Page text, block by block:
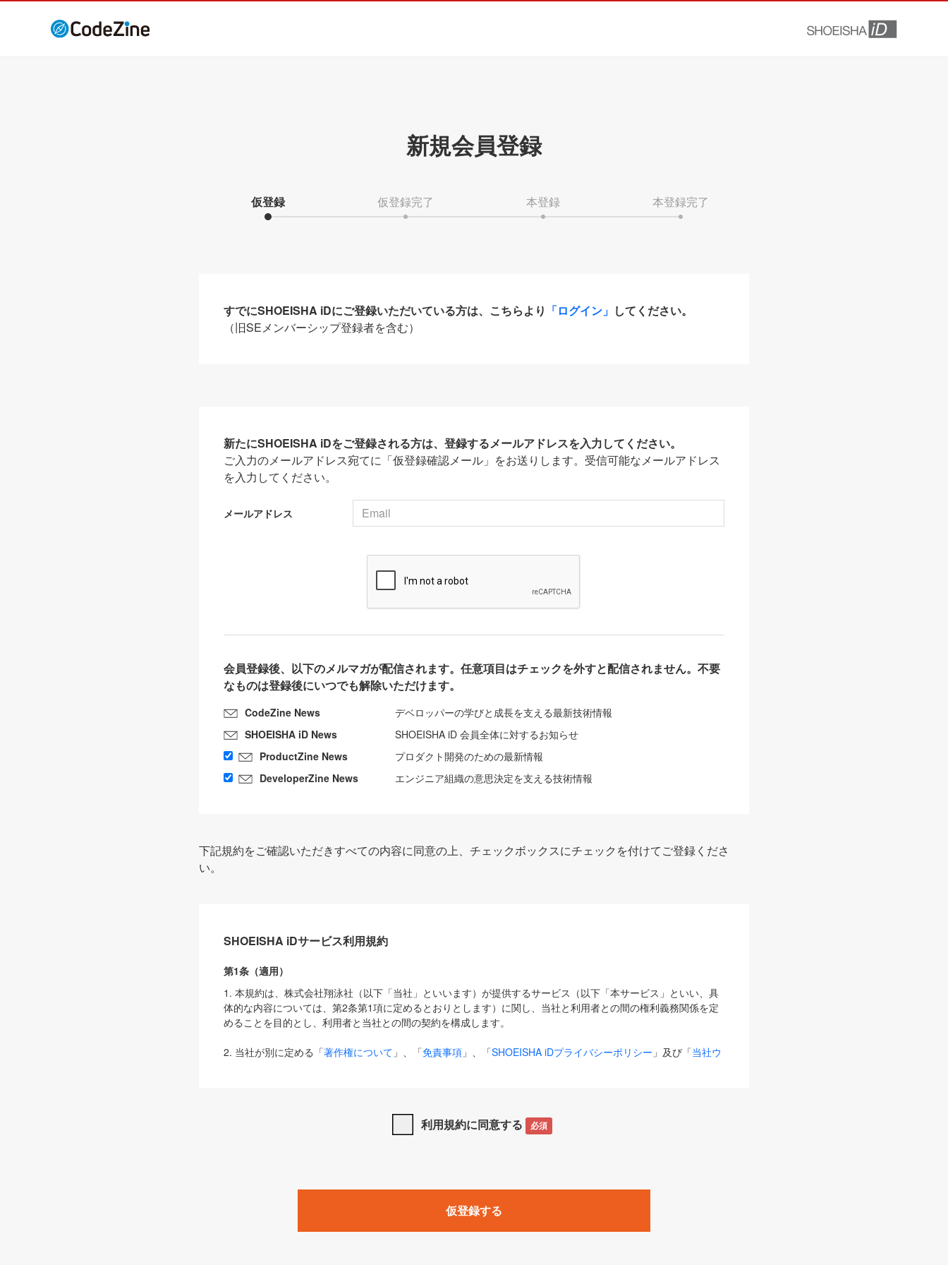
新規会員登録
仮登録 仮登録完了 本登録 本登録完了
すでにSHOEISHA iDにご登録いただいている方は、こちらより 「ログイン」 してください。
（旧SEメンバーシップ登録者を含む）
新たにSHOEISHA iDをご登録される方は、登録するメールアドレスを入力してください。
ご入力のメールアドレス宛てに「仮登録確認メール」をお送りします。受信可能なメールアドレス
を入力してください。
メールアドレス
会員登録後、以下のメルマガが配信されます。任意項目はチェックを外すと配信されません。不要
なものは登録後にいつでも解除いただけます。
CodeZine News
デベロッパーの学びと成長を支える最新技術情報
SHOEISHA iD News
SHOEISHA iD 会員全体に対するお知らせ
ProductZine News
プロダクト開発のための最新情報
DeveloperZine News
エンジニア組織の意思決定を支える技術情報
下記規約をご確認いただきすべての内容に同意の上、チェックボックスにチェックを付けてご登録くださ
い。
SHOEISHA iDサービス利用規約
第1条（適用）
1. 本規約は、株式会社翔泳社（以下「当社」といいます）が提供するサービス（以下「本サービス」といい、具
体的な内容については、第2条第1項に定めるとおりとします）に関し、当社と利用者との間の権利義務関係を定
めることを目的とし、利用者と当社との間の契約を構成します。
2. 当社が別に定める「著作権について 」、「免責事項 」、「SHOEISHA iDプライバシーポリシー 」及び「当社ウ
は、本規約の規定が優先して適用されるものとします。
1. 「本サービス」とは、当社が提供する以下のサービス（名称や内容が変更された場合、変更後のサービスを含
みます）及びこれらサービスに関連して当社が実施するイベントやキャンペーンをいいます。
「SEBook」「SEShop」「CodeZine」「MarkeZine」「EnterpriseZine」「ECzine」「Biz/Zine」「HRzine」
利用規約に同意する 必須
仮登録する